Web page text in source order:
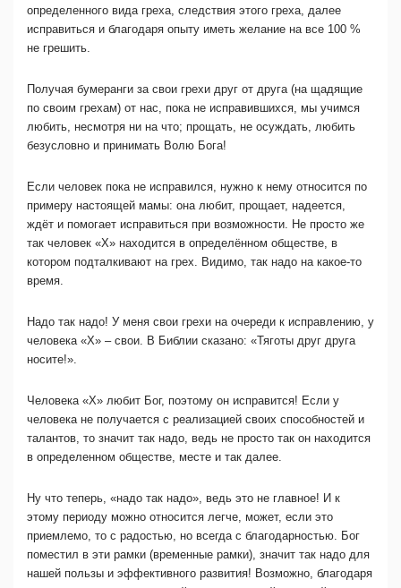
определенного вида греха, следствия этого греха, далее
исправиться и благодаря опыту иметь желание на все 100 %
не грешить.
Получая бумеранги за свои грехи друг от друга (на щадящие
по своим грехам) от нас, пока не исправившихся, мы учимся
любить, несмотря ни на что; прощать, не осуждать, любить
безусловно и принимать Волю Бога!
Если человек пока не исправился, нужно к нему относится по
примеру настоящей мамы: она любит, прощает, надеется,
ждёт и помогает исправиться при возможности. Не просто же
так человек «Х» находится в определённом обществе, в
котором подталкивают на грех. Видимо, так надо на какое-то
время.
Надо так надо! У меня свои грехи на очереди к исправлению, у
человека «Х» – свои. В Библии сказано: «Тяготы друг друга
носите!».
Человека «Х» любит Бог, поэтому он исправится! Если у
человека не получается с реализацией своих способностей и
талантов, то значит так надо, ведь не просто так он находится
в определенном обществе, месте и так далее.
Ну что теперь, «надо так надо», ведь это не главное! И к
этому периоду можно относится легче, может, если это
приемлемо, то с радостью, но всегда с благодарностью. Бог
поместил в эти рамки (временные рамки), значит так надо для
нашей пользы и эффективного развития! Возможно, благодаря